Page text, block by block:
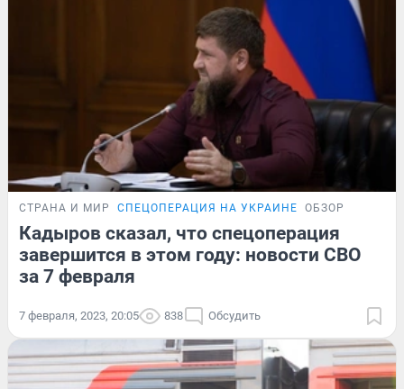
СТРАНА И МИР СПЕЦОПЕРАЦИЯ НА УКРАИНЕ ОБЗОР
Кадыров сказал, что спецоперация
завершится в этом году: новости СВО
за 7 февраля
7 февраля, 2023, 20:05 838 Обсудить